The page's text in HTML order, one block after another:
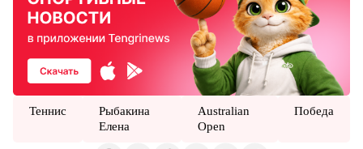
Теннис
Рыбакина
Елена
Australian
Open
Победа